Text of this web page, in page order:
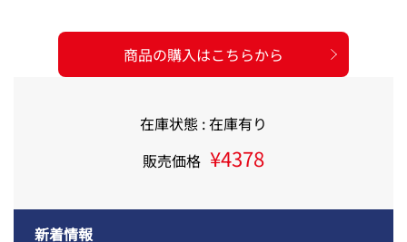
新着情報
商品の購入はこちらから
在庫状態 : 在庫有り
販売価格 ¥4378